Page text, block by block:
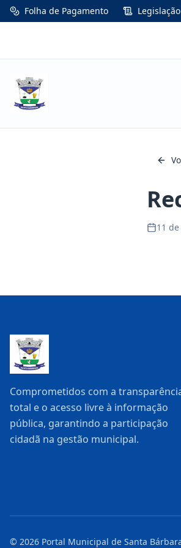
Folha de Pagamento
11
Comprometidos com a
total e o acesso livre à informação
pública, garantindo a participação
cidadã na gestão municipal.
© 2026 Portal Municipal de Santa